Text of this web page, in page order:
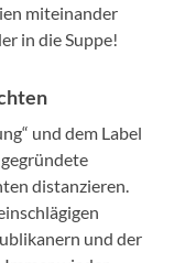
miteinander
in die Suppe!
und dem Label
distanzieren.
und der